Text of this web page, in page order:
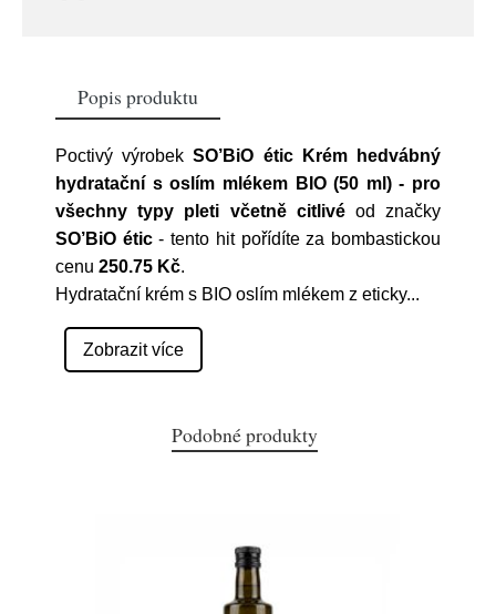
Popis produktu
Poctivý výrobekSO’BiO étic Krém hedvábný
hydratační s oslím mlékem BIO (50 ml) - pro
všechny typy pleti včetně citlivéod značky
SO’BiO étic- tento hit pořídíte za bombastickou
cenu 250.75 Kč.
Hydratační krém s BIO oslím mlékem z eticky...
Zobrazit více
Podobné produkty